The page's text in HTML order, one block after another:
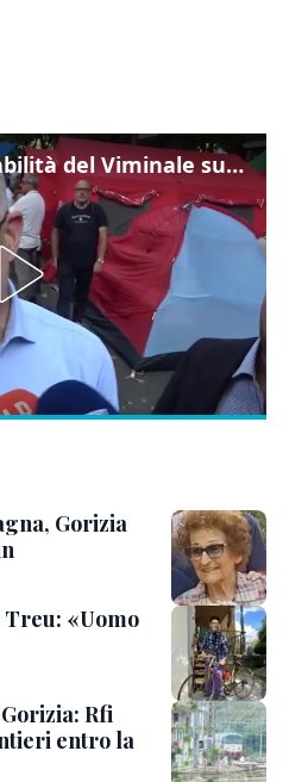
Gualtieri: "Responsabilità del Viminale su Spin Time? La posizione dei partiti è nota"
Gorizia
«Uomo
Rfi
entro la